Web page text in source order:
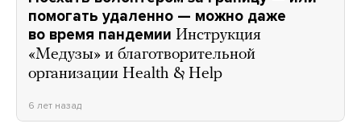
помогать удаленно — можно даже
во время пандемии Инструкция
«Медузы» и благотворительной
организации Health & Help
6 лет назад